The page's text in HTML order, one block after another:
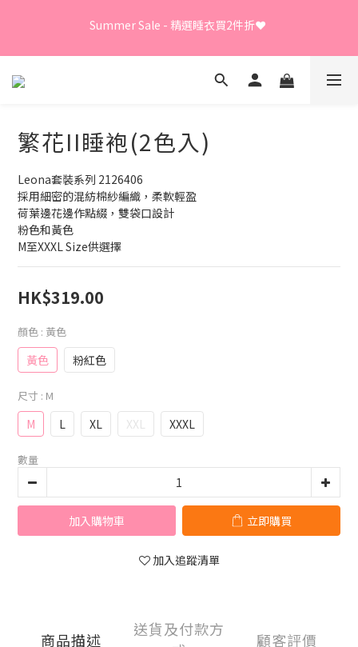
Summer Sale - 精選睡衣買2件折❤️
Summer Sale - 精選睡衣買2件折❤️
LECIEN商品 - 買3件8折
⭐嫁衣系列 - 買2件7折⭐、會員優惠 - 新會員額外全單9折
Summer Sale - 精選睡衣買2件折❤️
繁花II睡袍(2色入)
Leona套裝系列 2126406
採用細密的混紡棉紗編織，柔軟輕盈
荷葉邊花邊作點綴，雙袋口設計
粉色和黃色
M至XXXL Size供選擇
HK$319.00
顏色 : 黃色
黃色 粉紅色
尺寸 : M
M L XL XXL XXXL
數量
加入購物車 立即購買
加入追蹤清單
商品描述
送貨及付款方
顧客評價